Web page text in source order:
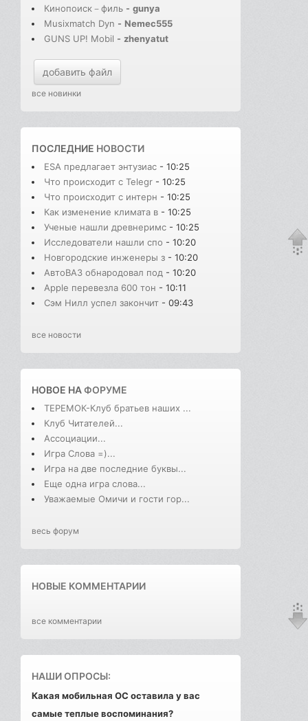
Кинопоиск－филь - gunya
Musixmatch Dyn - Nemec555
GUNS UP! Mobil - zhenyatut
добавить файл
все новинки
ПОСЛЕДНИЕ НОВОСТИ
ESA предлагает энтузиас - 10:25
Что происходит с Telegr - 10:25
Что происходит с интерн - 10:25
Как изменение климата в - 10:25
Ученые нашли древнеримс - 10:25
Исследователи нашли спо - 10:20
Новгородские инженеры з - 10:20
АвтоВАЗ обнародовал под - 10:20
Apple перевезла 600 тон - 10:11
Сэм Нилл успел закончит - 09:43
все новости
НОВОЕ НАФОРУМЕ
ТЕРЕМОК-Клуб братьев наших ...
Клуб Читателей...
Ассоциации...
Игра Слова =)...
Игра на две последние буквы...
Еще одна игра слова...
Уважаемые Омичи и гости гор...
весь форум
НОВЫЕ КОММЕНТАРИИ
все комментарии
НАШИ ОПРОСЫ:
Какая мобильная ОС оставила у вас
самые теплые воспоминания?